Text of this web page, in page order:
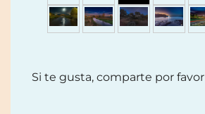
Si te gusta, comparte por favor